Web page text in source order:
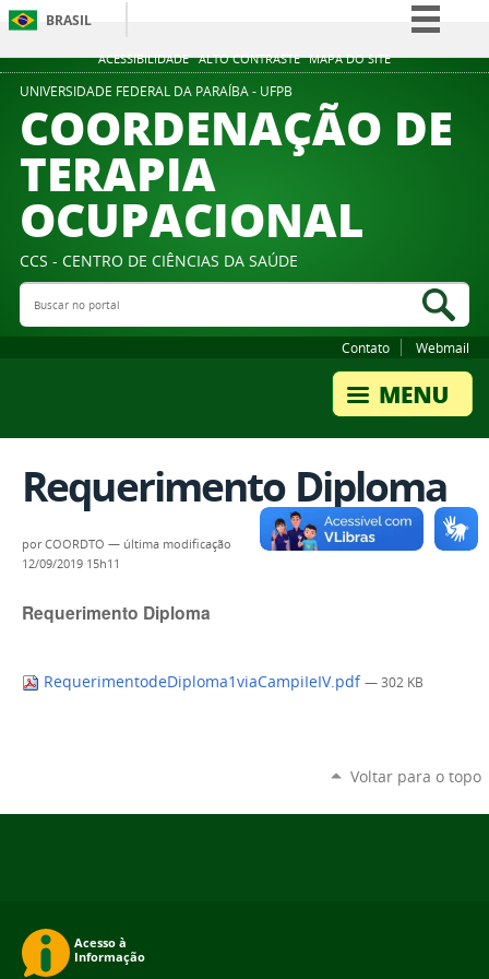
ACESSIBILIDADE ALTO CONTRASTE MAPA DO SITE
BRASIL
Simplifique!
Participe
Acesso à informação
Canais
UNIVERSIDADE FEDERAL DA PARAÍBA - UFPB
COORDENAÇÃO DE
TERAPIA
OCUPACIONAL
CCS - CENTRO DE CIÊNCIAS DA SAÚDE
Buscar no portal
Contato Webmail
Requerimento Diploma
porCOORDTO — última modificação
12/09/2019 15h11
Requerimento Diploma
RequerimentodeDiploma1viaCampiIeIV.pdf — 302 KB
Voltar para o topo